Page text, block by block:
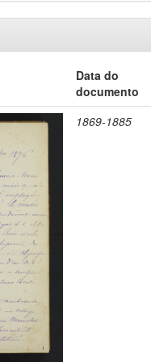
Data do
documento
1869-1885